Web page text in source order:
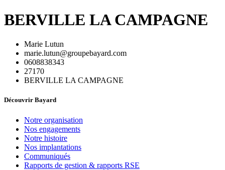
BERVILLE LA CAMPAGNE
Marie Lutun
marie.lutun@groupebayard.com
0608838343
27170
BERVILLE LA CAMPAGNE
Découvrir Bayard
Notre organisation
Nos engagements
Notre histoire
Nos implantations
Communiqués
Rapports de gestion & rapports RSE